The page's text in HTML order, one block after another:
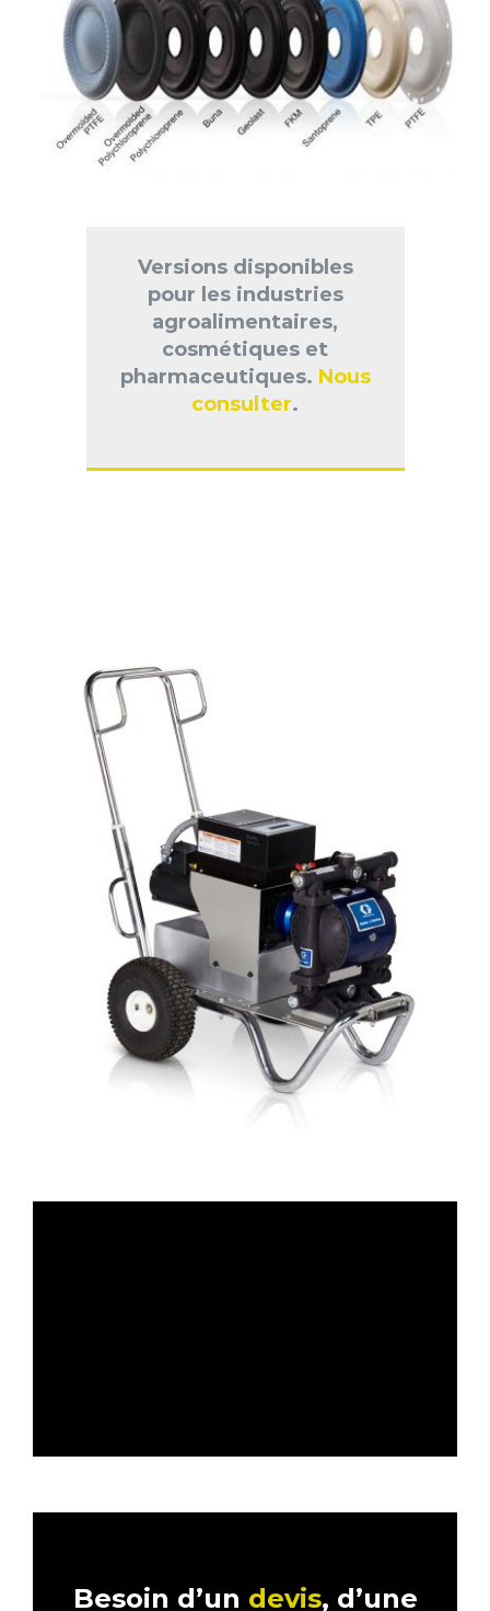
Versions disponibles
pour les industries
agroalimentaires,
cosmétiques et
pharmaceutiques. Nous
consulter.
Besoin d’un devis, d’une